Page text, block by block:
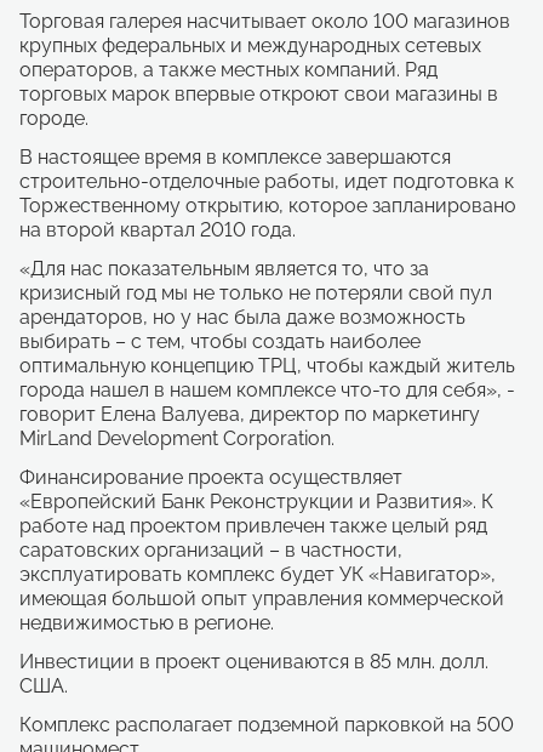
Торговая галерея насчитывает около 100 магазинов
крупных федеральных и международных сетевых
операторов, а также местных компаний. Ряд
торговых марок впервые откроют свои магазины в
городе.
В настоящее время в комплексе завершаются
строительно-отделочные работы, идет подготовка к
Торжественному открытию, которое запланировано
на второй квартал 2010 года.
«Для нас показательным является то, что за
кризисный год мы не только не потеряли свой пул
арендаторов, но у нас была даже возможность
выбирать – с тем, чтобы создать наиболее
оптимальную концепцию ТРЦ, чтобы каждый житель
города нашел в нашем комплексе что-то для себя», -
говорит Елена Валуева, директор по маркетингу
MirLand Development Corporation.
Финансирование проекта осуществляет
«Европейский Банк Реконструкции и Развития». К
работе над проектом привлечен также целый ряд
саратовских организаций – в частности,
эксплуатировать комплекс будет УК «Навигатор»,
имеющая большой опыт управления коммерческой
недвижимостью в регионе.
Инвестиции в проект оцениваются в 85 млн. долл.
США.
Комплекс располагает подземной парковкой на 500